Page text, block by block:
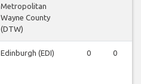
Metropolitan
Wayne County
(DTW)
Edinburgh (EDI) 0 0